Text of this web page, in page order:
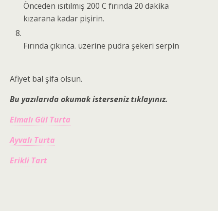
Önceden ısıtılmış 200 C fırında 20 dakika
kızarana kadar pişirin.
Fırında çıkınca. üzerine pudra şekeri serpin
Afiyet bal şifa olsun.
Bu yazılarıda okumak isterseniz tıklayınız.
Elmalı Gül Turta
Ayvalı Turta
Erikli Tart